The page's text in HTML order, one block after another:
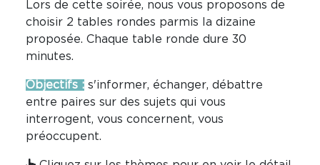
Lors de cette soirée, nous vous proposons de
choisir 2 tables rondes parmis la dizaine
proposée. Chaque table ronde dure 30
minutes.
Objectifs : s'informer, échanger, débattre
entre paires sur des sujets qui vous
interrogent, vous concernent, vous
préoccupent.